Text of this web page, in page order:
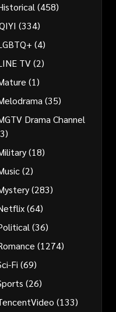
(458)
(334)
(4)
TV(2)
(1)
(35)
Drama Channel
(18)
(2)
(283)
(64)
(36)
(1274)
Fi (69)
(26)
(133)